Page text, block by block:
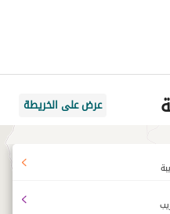
عرض على الخريطة